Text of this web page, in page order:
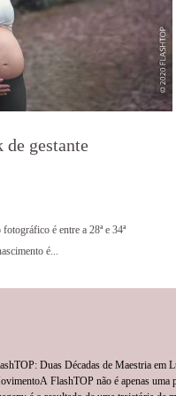
de gestante
é entre a 28ª e 34ª
é...
Duas Décadas de Maestria em
FlashTOP não é apenas uma